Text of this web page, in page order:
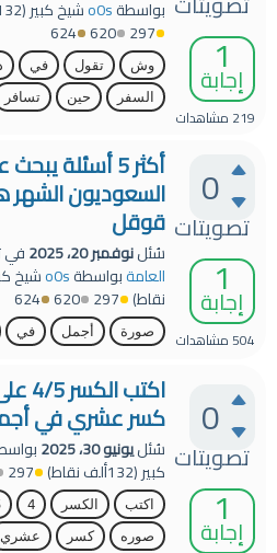
1
إجابة
219 مشاهدات
بواسطةo0sشيخ كبير(
297
620
624
وش تقول في
السفر
حين تسافر
0
تصويتات
1
إجابة
504مشاهدات
أكثر 5 أسئلة
السعوديون الشهر
قوقل
سُئلنوفمبر 20، 2025 في
العامةبواسطةo0sشيخ
نقاط) 297
620
624
صورة أجمل في
0
تصويتات
1
إجابة
اكتب
كسر عشري في
سُئليونيو 30، 2025
كبير(132ألف نقاط) 297
اكتب الكسر 4
صوره
كسر عشري